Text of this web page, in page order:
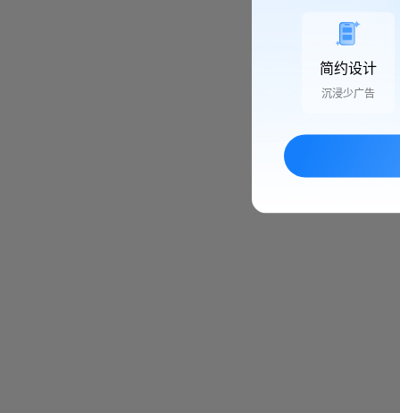
简约设计
沉浸少广告